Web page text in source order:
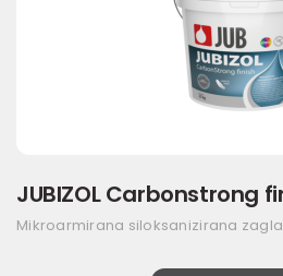
JUBIZOL Carbonstrong
Mikroarmirana siloksanizirana